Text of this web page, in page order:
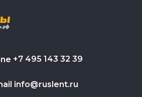
+7 495 143 32 39
info@ruslent.ru